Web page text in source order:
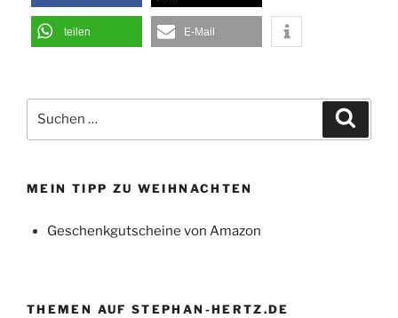
teilen E-Mail
nach:
MEIN TIPP ZU WEIHNACHTEN
Geschenkgutscheine von Amazon
THEMEN AUF STEPHAN-HERTZ.DE